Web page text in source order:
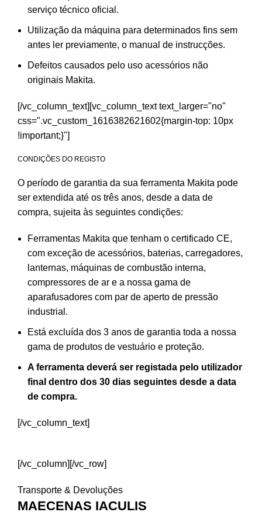
serviço técnico oficial.
Utilização da máquina para determinados fins sem
antes ler previamente, o manual de instrucções.
Defeitos causados pelo uso acessórios não
originais Makita.
[/vc_column_text][vc_column_text text_larger="no"
css=".vc_custom_1616382621602{margin-top: 10px
!important;}"]
CONDIÇÕES DO REGISTO
O período de garantia da sua ferramenta Makita pode
ser extendida até os três anos, desde a data de
compra, sujeita às seguintes condições:
Ferramentas Makita que tenham o certificado CE,
com exceção de acessórios, baterias, carregadores,
lanternas, máquinas de combustão interna,
compressores de ar e a nossa gama de
aparafusadores com par de aperto de pressão
industrial.
Está excluída dos 3 anos de garantia toda a nossa
gama de produtos de vestuário e proteção.
A ferramenta deverá ser registada pelo utilizador
final dentro dos 30 dias seguintes desde a data
de compra.
[/vc_column_text]
[/vc_column][/vc_row]
Transporte & Devoluções
MAECENAS IACULIS